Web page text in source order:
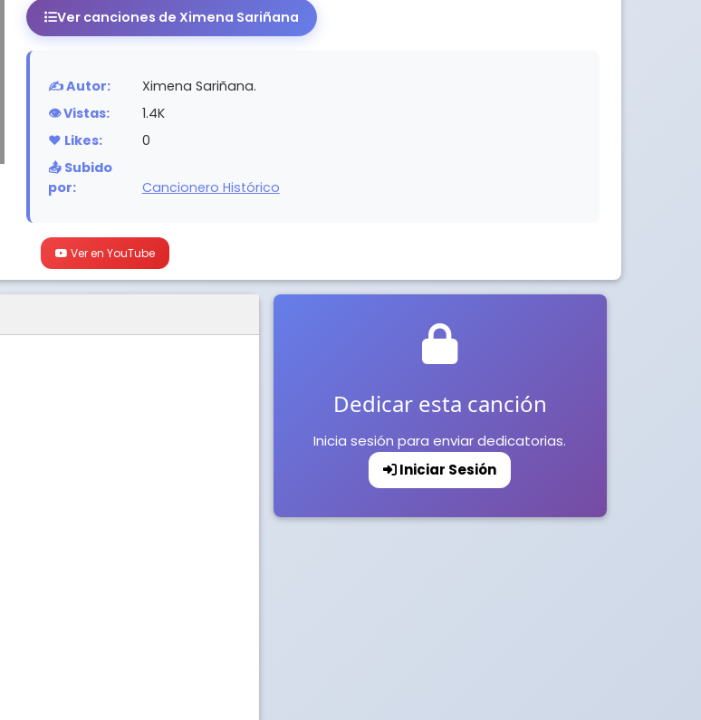
Ver canciones de Ximena Sariñana
✍️ Autor:
Ximena Sariñana.
👁️ Vistas:
1.4K
❤️ Likes:
0
📤 Subido
por:
Cancionero Histórico
Ver en YouTube
Dedicar esta canción
Inicia sesión para enviar dedicatorias.
Iniciar Sesión